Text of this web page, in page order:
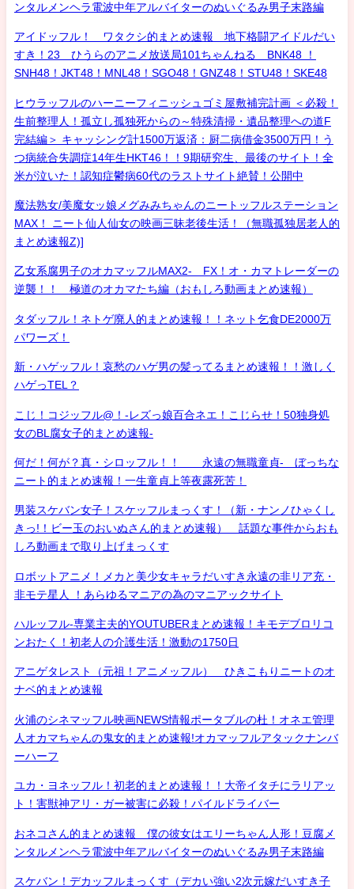
ンタルメンヘラ電波中年アルバイターのぬいぐるみ男子末路編
アイドッフル！ ワタクシ的まとめ速報 地下格闘アイドルだい
すき！23 ひうらのアニメ放送局101ちゃんねる BNK48 ！
SNH48！JKT48！MNL48！SGO48！GNZ48！STU48！SKE48
ヒウラッフルのハーニーフィニッシュゴミ屋敷補完計画 ＜必殺！
生前整理人！孤立し孤独死からの～特殊清掃・遺品整理への道F
完結編＞ キャッシング計1500万返済：厨二病借金3500万円！う
つ病統合失調症14年生HKT46！！9期研究生、最後のサイト！全
米が泣いた！認知症鬱病60代のラストサイト絶賛！公開中
魔法熟女/美魔女ッ娘メグみみちゃんのニートッフルステーション
MAX！ ニート仙人仙女の映画三昧老後生活！（無職孤独居老人的
まとめ速報Z)]
乙女系腐男子のオカマッフルMAX2- FX！オ・カマトレーダーの
逆襲！！ 極道のオカマたち編（おもしろ動画まとめ速報）
タダッフル！ネトゲ廃人的まとめ速報！！ネット乞食DE2000万
パワーズ！
新・ハゲッフル！哀愁のハゲ男の髪ってるまとめ速報！！激しく
ハゲっTEL？
こじ！コジッフル@！-レズっ娘百合ネエ！こじらせ！50独身処
女のBL腐女子的まとめ速報-
何だ！何が？真・シロッフル！！ 永遠の無職童貞- ぼっちな
ニート的まとめ速報！一生童貞上等夜露死苦！
男装スケバン女子！スケッフルまっくす！（新・ナンノひゃくし
きっ!！ビー玉のおいぬさん的まとめ速報） 話題な事件からおも
しろ動画まで取り上げまっくす
ロボットアニメ！メカと美少女キャラだいすき永遠の非リア充・
非モテ星人 ！あらゆるマニアの為のマニアックサイト
ハルッフル-専業主夫的YOUTUBERまとめ速報！キモデブロリコ
ンおたく！初老人の介護生活！激動の1750日
アニゲタレスト（元祖！アニメッフル） ひきこもりニートのオ
ナベ的まとめ速報
火浦のシネマッフル映画NEWS情報ポータブルの杜！オネエ管理
人オカマちゃんの鬼女的まとめ速報!オカマッフルアタックナンバ
ーハーフ
ユカ・ヨネッフル！初老的まとめ速報！！大帝イタチにラリアッ
ト！害獣神アリ・ガー被害に必殺！パイルドライバー
おネコさん的まとめ速報 僕の彼女はエリーちゃん人形！豆腐メ
ンタルメンヘラ電波中年アルバイターのぬいぐるみ男子末路編
スケバン！デカッフルまっくす（デカい強い2次元嫁だいすき子